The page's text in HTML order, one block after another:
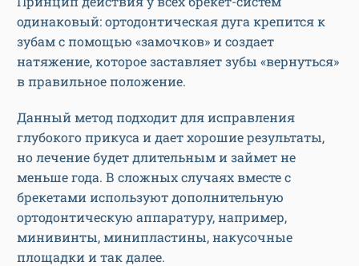
одинаковый: ортодонтическая дуга крепится к
зубам с помощью «замочков» и создает
натяжение, которое заставляет зубы «вернуться»
в правильное положение.
Данный метод подходит для исправления
глубокого прикуса и дает хорошие результаты,
но лечение будет длительным и займет не
меньше года. В сложных случаях вместе с
брекетами используют дополнительную
ортодонтическую аппаратуру, например,
минивинты, минипластины, накусочные
площадки и так далее.